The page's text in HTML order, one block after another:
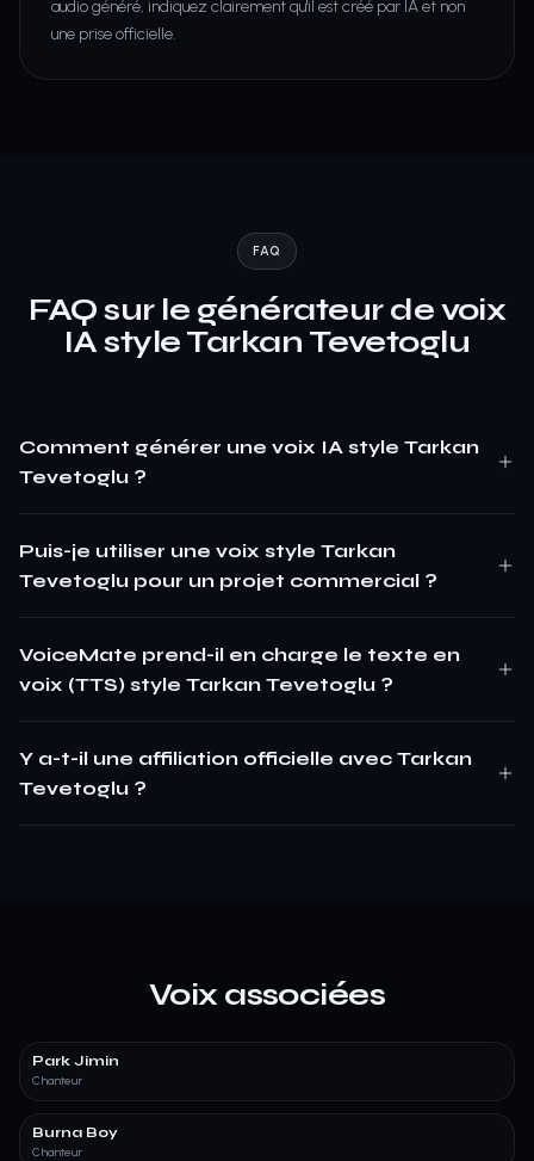
audio généré, indiquez clairement qu'il est créé par IA et non
une prise officielle.
FAQ
FAQ sur le générateur de voix
IA style Tarkan Tevetoglu
Comment générer une voix IA style Tarkan
Tevetoglu ?
Puis-je utiliser une voix style Tarkan
Tevetoglu pour un projet commercial ?
VoiceMate prend-il en charge le texte en
voix (TTS) style Tarkan Tevetoglu ?
Y a-t-il une affiliation officielle avec Tarkan
Tevetoglu ?
Voix associées
Park Jimin
Chanteur
Burna Boy
Chanteur